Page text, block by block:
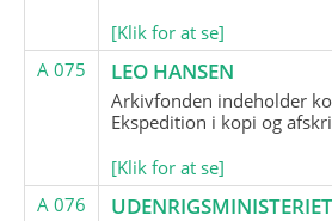
[Klik for at se]
A 075
LEO HANSEN
Arkivfonden indeholder
Ekspedition i kopi og
[Klik for at se]
A 076
UDENRIGSMINISTERIET